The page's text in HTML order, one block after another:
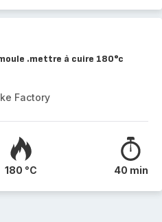
.mettre à cuire 180°c
Factory
180 °C 40 min